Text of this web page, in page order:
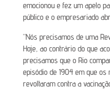
emocionou e fez um apelo
público e o empresariado
“Nós precisamos de uma
Hoje, ao contrário do que
precisamos que o Rio
episódio de 1904 em que
revoltaram contra a